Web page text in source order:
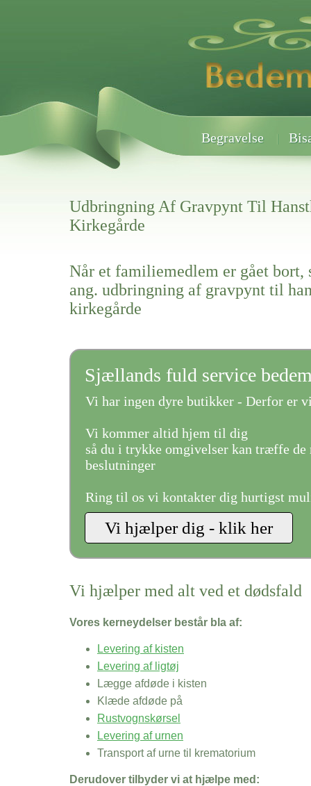
Begravelse
Udbringning Af Gravpynt Til
Kirkegårde
Når et familiemedlem er gået bort,
ang. udbringning af gravpynt til
kirkegårde
Sjællands fuld service
Vi har ingen dyre butikker - Derfor er
Vi kommer altid hjem til dig
så du i trykke omgivelser kan træffe de
beslutninger
Ring til os vi kontakter dig hurtigst
Vi hjælper med alt ved et dødsfald
Vores kerneydelser består bla af:
Levering af kisten
Levering af ligtøj
Lægge afdøde i kisten
Klæde afdøde på
Rustvognskørsel
Levering af urnen
Transport af urne til krematorium
Derudover tilbyder vi at hjælpe med: